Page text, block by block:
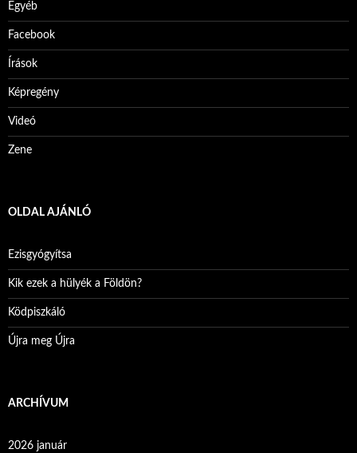
Egyéb
Facebook
Írások
Képregény
Videó
Zene
OLDAL AJÁNLÓ
Ezisgyógyítsa
Kik ezek a hülyék a Földön?
Ködpiszkáló
Újra meg Újra
ARCHÍVUM
2026 január